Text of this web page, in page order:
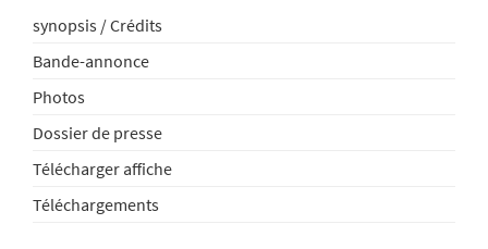
synopsis / Crédits
Bande-annonce
Photos
Dossier de presse
Télécharger affiche
Téléchargements